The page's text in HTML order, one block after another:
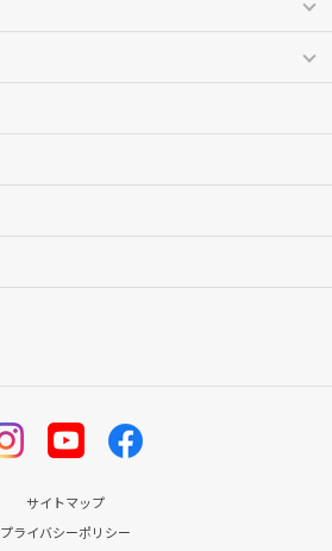
サイトマップ
プライバシーポリシー